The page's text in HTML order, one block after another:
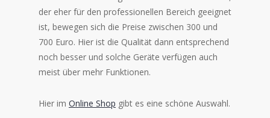
der eher für den professionellen Bereich geeignet
ist, bewegen sich die Preise zwischen 300 und
700 Euro. Hier ist die Qualität dann entsprechend
noch besser und solche Geräte verfügen auch
meist über mehr Funktionen.
Hier im Online Shop gibt es eine schöne Auswahl.